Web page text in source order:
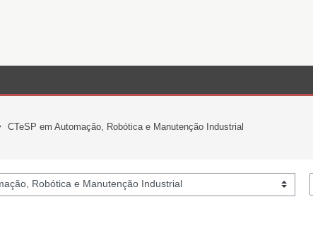
CTeSP em Automação, Robótica e Manutenção Industrial